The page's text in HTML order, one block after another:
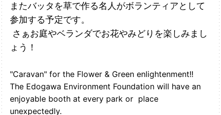
またバッタを草で作る名人がボランティアとして
参加する予定です。
さぁお庭やベランダでお花やみどりを楽しみまし
ょう！
"Caravan" for the Flower & Green enlightenment!!
The Edogawa Environment Foundation will have an
enjoyable booth at every park or place
unexpectedly.